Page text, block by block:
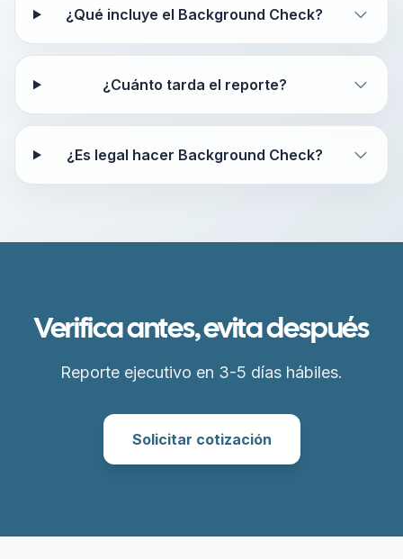
¿Qué incluye el Background Check?
¿Cuánto tarda el reporte?
¿Es legal hacer Background Check?
Verifica antes, evita después
Reporte ejecutivo en 3-5 días hábiles.
Solicitar cotización